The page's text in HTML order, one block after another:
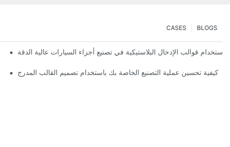
BLOGS
CASES
استخدام قوالب الإدخال البلاستيكية في تصنيع أجزاء السيارات عالية الدقة
كيفية تحسين عملية التصنيع الخاصة بك باستخدام تصميم القالب المدرج